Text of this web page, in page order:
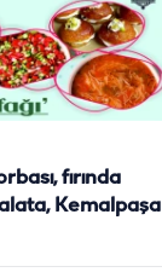
fırında
Kemalpaşa